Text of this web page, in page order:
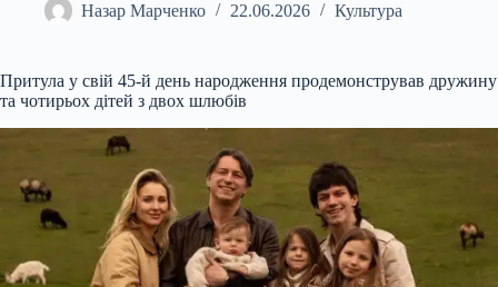
Назар Марченко 22.06.2026 Культура
Притула у свій 45-й день народження продемонстрував дружину
та чотирьох дітей з двох шлюбів